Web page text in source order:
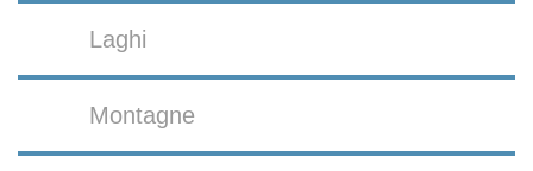
Laghi
Montagne